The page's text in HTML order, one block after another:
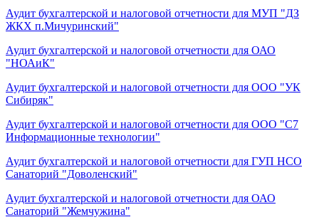
Аудит бухгалтерской и налоговой отчетности для МУП "ДЗ
ЖКХ п.Мичуринский"
Аудит бухгалтерской и налоговой отчетности для ОАО
"НОАиК"
Аудит бухгалтерской и налоговой отчетности для ООО "УК
Сибиряк"
Аудит бухгалтерской и налоговой отчетности для ООО "С7
Информационные технологии"
Аудит бухгалтерской и налоговой отчетности для ГУП НСО
Санаторий "Доволенский"
Аудит бухгалтерской и налоговой отчетности для ОАО
Санаторий "Жемчужина"